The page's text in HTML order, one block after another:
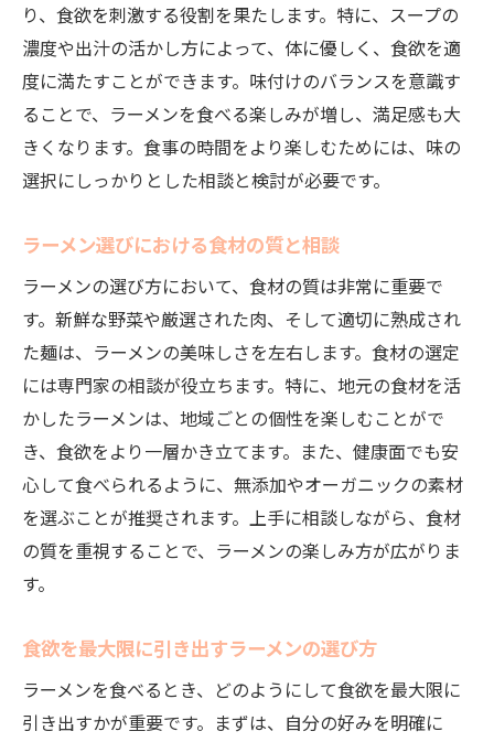
り、食欲を刺激する役割を果たします。特に、スープの
濃度や出汁の活かし方によって、体に優しく、食欲を適
度に満たすことができます。味付けのバランスを意識す
ることで、ラーメンを食べる楽しみが増し、満足感も大
きくなります。食事の時間をより楽しむためには、味の
選択にしっかりとした相談と検討が必要です。
ラーメン選びにおける食材の質と相談
ラーメンの選び方において、食材の質は非常に重要で
す。新鮮な野菜や厳選された肉、そして適切に熟成され
た麺は、ラーメンの美味しさを左右します。食材の選定
には専門家の相談が役立ちます。特に、地元の食材を活
かしたラーメンは、地域ごとの個性を楽しむことがで
き、食欲をより一層かき立てます。また、健康面でも安
心して食べられるように、無添加やオーガニックの素材
を選ぶことが推奨されます。上手に相談しながら、食材
の質を重視することで、ラーメンの楽しみ方が広がりま
す。
食欲を最大限に引き出すラーメンの選び方
ラーメンを食べるとき、どのようにして食欲を最大限に
引き出すかが重要です。まずは、自分の好みを明確に